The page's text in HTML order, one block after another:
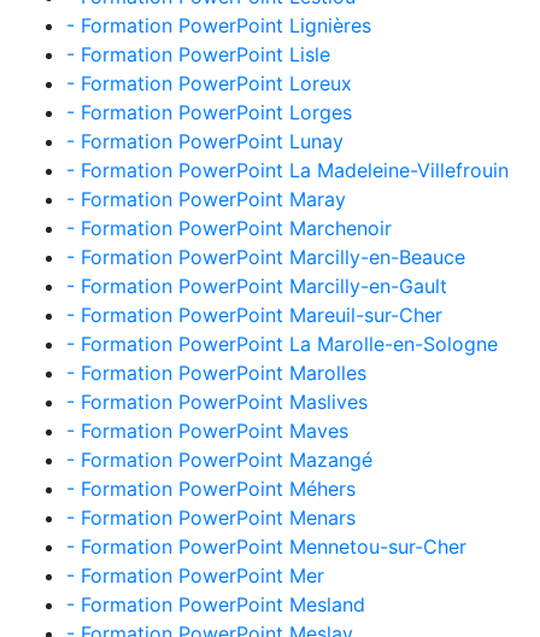
- Formation PowerPoint Lignières
- Formation PowerPoint Lisle
- Formation PowerPoint Loreux
- Formation PowerPoint Lorges
- Formation PowerPoint Lunay
- Formation PowerPoint La Madeleine-Villefrouin
- Formation PowerPoint Maray
- Formation PowerPoint Marchenoir
- Formation PowerPoint Marcilly-en-Beauce
- Formation PowerPoint Marcilly-en-Gault
- Formation PowerPoint Mareuil-sur-Cher
- Formation PowerPoint La Marolle-en-Sologne
- Formation PowerPoint Marolles
- Formation PowerPoint Maslives
- Formation PowerPoint Maves
- Formation PowerPoint Mazangé
- Formation PowerPoint Méhers
- Formation PowerPoint Menars
- Formation PowerPoint Mennetou-sur-Cher
- Formation PowerPoint Mer
- Formation PowerPoint Mesland